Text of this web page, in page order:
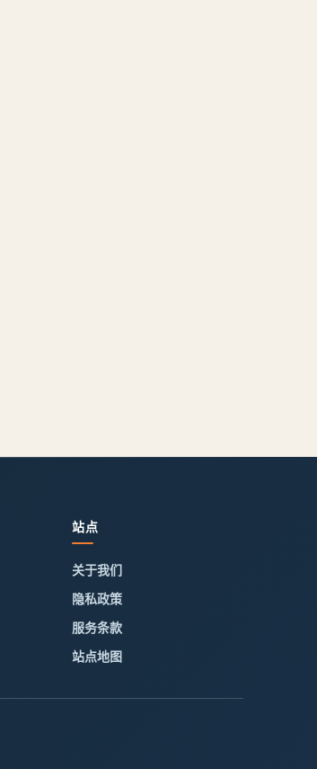
站点
关于我们
隐私政策
服务条款
站点地图